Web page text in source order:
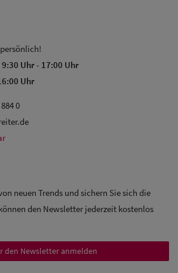
9:30 Uhr- 17:00 Uhr
Uhr
0
neuen Trends und sichern Sie sich die
den Newsletter jederzeit kostenlos
den Newsletter anmelden